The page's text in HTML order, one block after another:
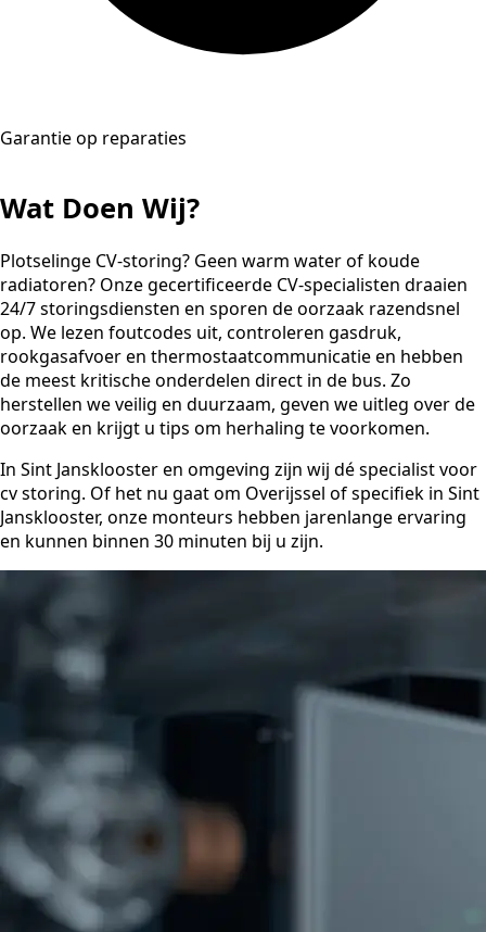
Garantie op reparaties
Wat Doen Wij?
Plotselinge CV-storing? Geen warm water of koude
radiatoren? Onze gecertificeerde CV-specialisten draaien
24/7 storingsdiensten en sporen de oorzaak razendsnel
op. We lezen foutcodes uit, controleren gasdruk,
rookgasafvoer en thermostaatcommunicatie en hebben
de meest kritische onderdelen direct in de bus. Zo
herstellen we veilig en duurzaam, geven we uitleg over de
oorzaak en krijgt u tips om herhaling te voorkomen.
In Sint Jansklooster en omgeving zijn wij dé specialist voor
cv storing. Of het nu gaat om Overijssel of specifiek in Sint
Jansklooster, onze monteurs hebben jarenlange ervaring
en kunnen binnen 30 minuten bij u zijn.